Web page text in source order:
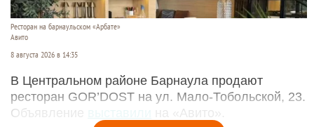
Ресторан на барнаульском «Арбате»
Авито
8 августа 2026 в 14:35
В Центральном районе Барнаула продают
ресторан GOR’DOST на ул. Мало-Тобольской, 23.
Объявление
на «Авито».